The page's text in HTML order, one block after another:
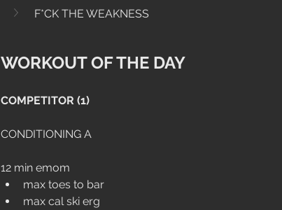
F*CK THE WEAKNESS
WORKOUT OF THE DAY
COMPETITOR (1)
CONDITIONING A
12 min emom
max toes to bar
max cal ski erg